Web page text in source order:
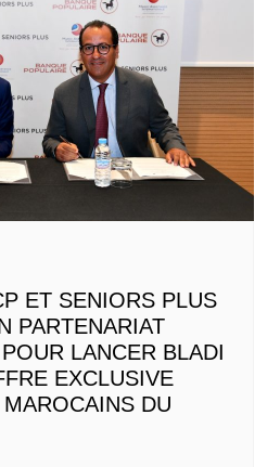
ET SENIORS PLUS
PARTENARIAT
LANCER BLADI
EXCLUSIVE
DU